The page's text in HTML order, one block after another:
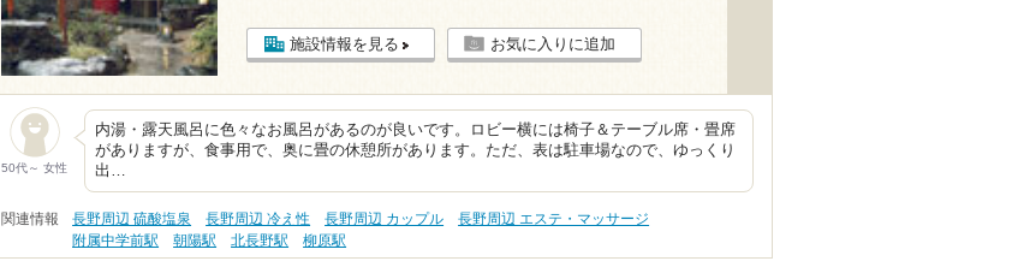
施設情報を見る お気に入りに追加
50代～ 女性
内湯・露天風呂に色々なお風呂があるのが良いです。ロビー横には椅子＆テーブル席・畳席
がありますが、食事用で、奥に畳の休憩所があります。ただ、表は駐車場なので、ゆっくり
出…
関連情報 長野周辺 硫酸塩泉 長野周辺 冷え性 長野周辺 カップル
長野周辺 エステ・マッサージ
附属中学前駅
朝陽駅 北長野駅 柳原駅